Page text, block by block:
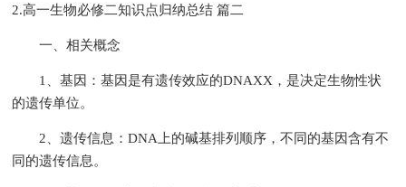
2.高一生物必修二知识点归纳总结 篇二
一、相关概念
1、基因：基因是有遗传效应的DNAXX，是决定生物性状
的遗传单位。
2、遗传信息：DNA上的碱基排列顺序，不同的基因含有不
同的遗传信息。